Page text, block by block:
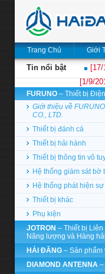
Trang Chủ Giới
Tin nổi bật
[1/9/
FURUNO – Thiết bị
Giới thiệu về
CO., LTD.
Thiết bị đánh cá
Thiết bị hải hành
Thiết bị thông tin vô
Hệ thống giám sát bờ
Hệ thống phát hiện
Thiết bị khác
Phụ kiện
JOTRON – Thiết bị
Năng lượng và Hàng hải
HẢI ĐĂNG – Sản phẩm
DIAMOND ANTENNA –